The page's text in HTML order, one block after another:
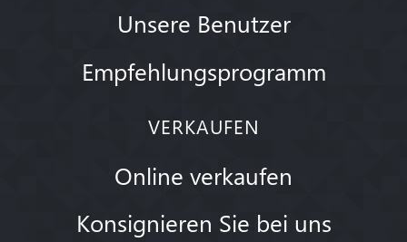
Unsere Benutzer
Empfehlungsprogramm
VERKAUFEN
Online verkaufen
Konsignieren Sie bei uns